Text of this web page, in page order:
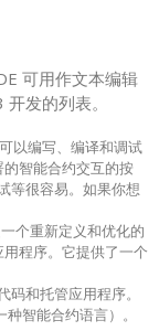
可用作文本编辑
发的列表。
以编写、编译和调试
智能合约交互的按
等很容易。如果你想
个重新定义和优化的
程序。它提供了一个
和托管应用程序。
智能合约语言）。